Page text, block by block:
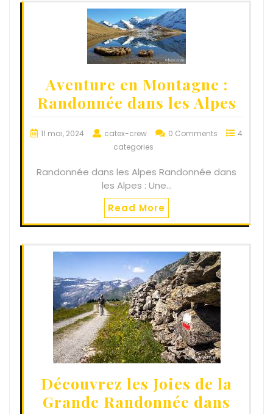
Aventure en Montagne :
Randonnée dans les Alpes
11 mai, 2024 catex-crew 0 Comments
4
categories
Randonnée dans les Alpes Randonnée dans
les Alpes : Une…
Read More
Découvrez les Joies de la
Grande Randonnée dans